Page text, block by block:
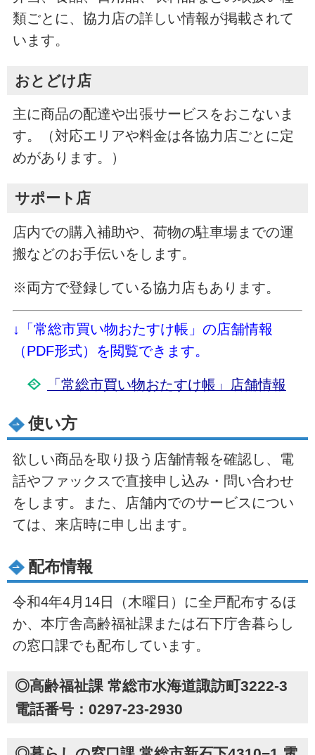
類ごとに、協力店の詳しい情報が掲載されて
います。
おとどけ店
主に商品の配達や出張サービスをおこないま
す。（対応エリアや料金は各協力店ごとに定
めがあります。）
サポート店
店内での購入補助や、荷物の駐車場までの運
搬などのお手伝いをします。
※両方で登録している協力店もあります。
↓「常総市買い物おたすけ帳」の店舗情報
（PDF形式）を閲覧できます。
「常総市買い物おたすけ帳」店舗情報
使い方
欲しい商品を取り扱う店舗情報を確認し、電
話やファックスで直接申し込み・問い合わせ
をします。また、店舗内でのサービスについ
ては、来店時に申し出ます。
配布情報
令和4年4月14日（木曜日）に全戸配布するほ
か、本庁舎高齢福祉課または石下庁舎暮らし
の窓口課でも配布しています。
◎高齢福祉課 常総市水海道諏訪町3222-3
電話番号：0297-23-2930